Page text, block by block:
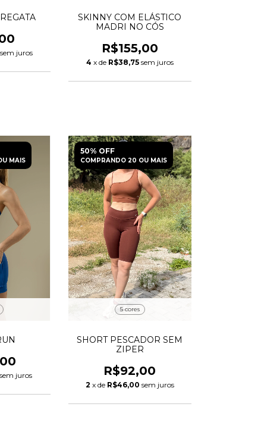
sem juros
SKINNY COM ELÁSTICO
MADRI NO CÓS
R$155,00
4 x de R$38,75 sem juros
MAIS
sem juros
50% OFF
COMPRANDO 20 OU MAIS
5 cores
SHORT PESCADOR SEM
ZIPER
R$92,00
2 x de R$46,00 sem juros